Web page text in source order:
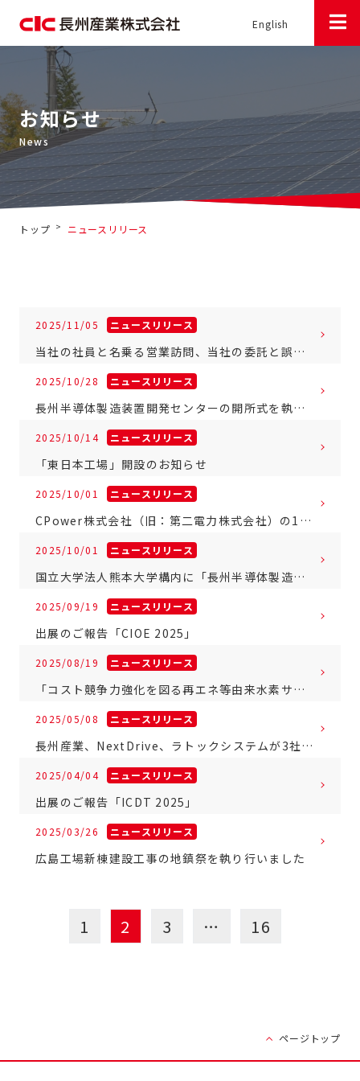
English
お知らせ
トップ > ニュースリリース
2025/11/05 ニュースリリース
当社の社員と名乗る営業訪問、当社の委託と誤解させる点検訪問にご注意ください
2025/10/28 ニュースリリース
長州半導体製造装置開発センターの開所式を執り行いました
2025/10/14 ニュースリリース
「東日本工場」開設のお知らせ
2025/10/01 ニュースリリース
CPower株式会社（旧：第二電力株式会社）の100％グループ会社化
2025/10/01 ニュースリリース
国立大学法人熊本大学構内に「長州半導体製造装置開発センター」を開設
2025/09/19 ニュースリリース
出展のご報告「CIOE 2025」
2025/08/19 ニュースリリース
「コスト競争力強化を図る再エネ等由来水素サプライチェーンモデル構築・実証事業」採択について
2025/05/08 ニュースリリース
長州産業、NextDrive、ラトックシステムが3社の得意分野を活かし、新たなHEMSサービスを開始
2025/04/04 ニュースリリース
出展のご報告「ICDT 2025」
2025/03/26 ニュースリリース
広島工場新棟建設工事の地鎮祭を執り行いました
1 2 3 … 16
ページトップ